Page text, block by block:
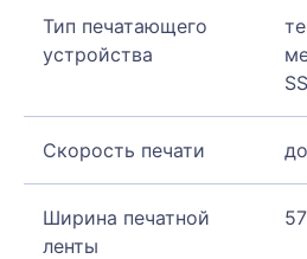
Тип печатающего
устройства
Скорость печати
Ширина печатной
ленты